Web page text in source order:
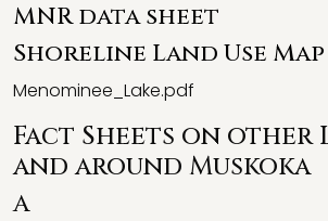
MNR data sheet
Shoreline Land Use Map
Menominee_Lake.pdf
Fact Sheets on other
and around Muskoka
A